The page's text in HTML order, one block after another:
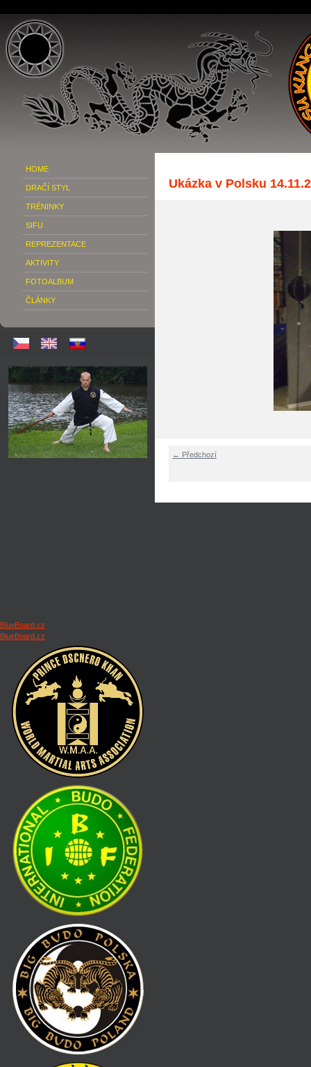
HOME
DRAČÍ STYL
TRÉNINKY
SIFU
REPREZENTACE
AKTIVITY
FOTOALBUM
ČLÁNKY
BlueBoard.cz
BlueBoard.cz
Ukázka v Polsku
← Předchozí